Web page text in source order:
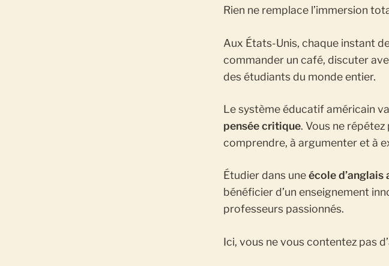
Rien ne remplace l’immersion
Aux États-Unis, chaque instant
commander un café, discuter
des étudiants du monde entier.
Le système éducatif américain
pensée critique. Vous ne
comprendre, à argumenter et à
Étudier dans uneécole d’anglais
bénéficier d’un enseignement
professeurs passionnés.
Ici, vous ne vous contentez pas